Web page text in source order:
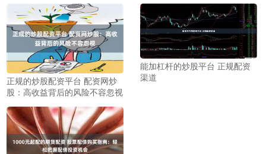
正规的炒股配资平台 配资网炒
股：高收益背后的风险不容忽视
能加杠杆的炒股平台 正规配资
渠道